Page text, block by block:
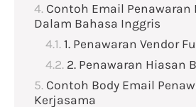
Contoh Email Penawaran
Dalam Bahasa Inggris
1. Penawaran Vendor
2. Penawaran Hiasan
Contoh Body Email
Kerjasama